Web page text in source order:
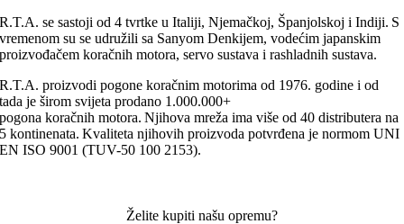
R.T.A. se sastoji od 4 tvrtke u Italiji, Njemačkoj, Španjolskoj i Indiji. S
vremenom su se udružili sa Sanyom Denkijem, vodećim japanskim
proizvođačem koračnih motora, servo sustava i rashladnih sustava.
R.T.A. proizvodi pogone koračnim motorima od 1976. godine i od
tada je širom svijeta prodano 1.000.000+
pogona koračnih motora. Njihova mreža ima više od 40 distributera na
5 kontinenata. Kvaliteta njihovih proizvoda potvrđena je normom UNI
EN ISO 9001 (TUV-50 100 2153).
Želite kupiti našu opremu?